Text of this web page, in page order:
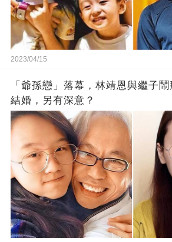
2023/04/15
「爺孫戀」落幕，林靖恩與繼子
結婚，另有深意？